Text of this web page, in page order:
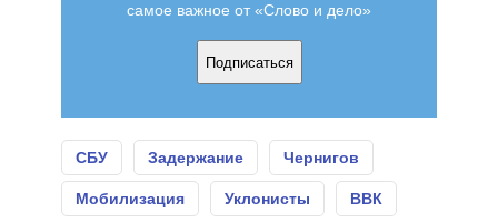
самое важное от «Слово и дело»
Подписаться
СБУ Задержание Чернигов
Мобилизация Уклонисты ВВК